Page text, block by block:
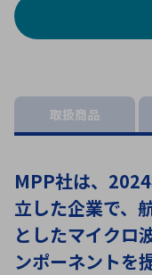
シミ
環境
取扱商品
MPP社は、
立した企業で、
としたマイクロ
ンポーネントを